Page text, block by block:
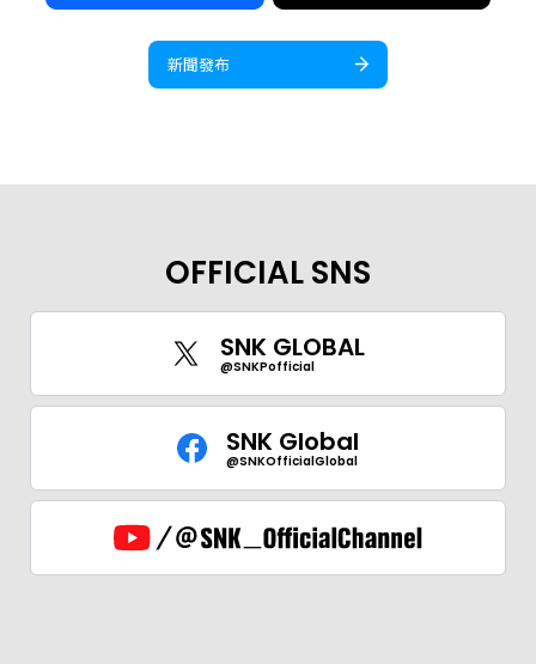
新聞發布
OFFICIAL SNS
SNK GLOBAL
@SNKPofficial
SNK Global
@SNKOfficialGlobal